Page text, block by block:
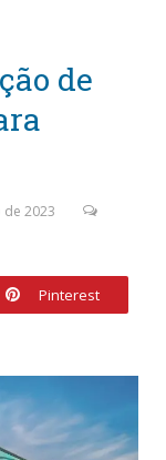
de
de 2023
Pinterest